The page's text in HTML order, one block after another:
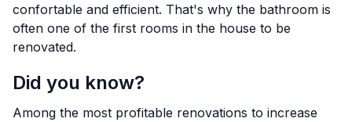
confortable and efficient. That's why the bathroom is
often one of the first rooms in the house to be
renovated.
Did you know?
Among the most profitable renovations to increase